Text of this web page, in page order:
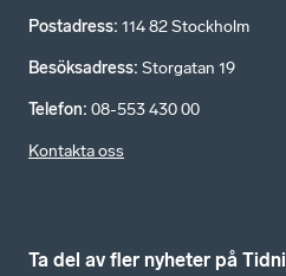
Postadress: 114 82 Stockholm
Besöksadress: Storgatan 19
Telefon: 08-553 430 00
Kontakta oss
Ta del av fler nyheter på